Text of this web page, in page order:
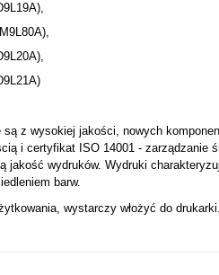
są z wysokiej jakości, nowych
i certyfikat ISO 14001 - zarządzanie
jakość wydruków. Wydruki
barw.
wystarczy włożyć do